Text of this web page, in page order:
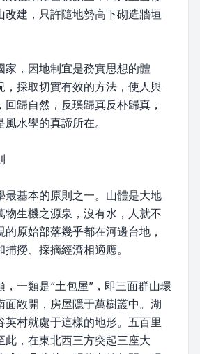
改建，只許隨地勢高下砌造牆垣
家，因地制宜是務實思想的體
，採取切實有效的方法，使人與
歸自然，反璞歸真反朴歸真，
水學的真諦所在。
最基本的原則之一。山體是大地
物生機之源泉，沒有水，人就不
原始部落幾乎都在河邊台地，
撈、採摘經濟相適應。
，一類是“土包屋”，即三面群山環
面敞開，房屋隱于萬樹叢中。湖
英村就處于這樣的地形。五百里
此，在東北西三方突起三座大